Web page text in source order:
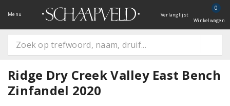
Menu Verlanglijst
0
Winkelwagen
Ridge Dry Creek Valley East Bench
Zinfandel 2020